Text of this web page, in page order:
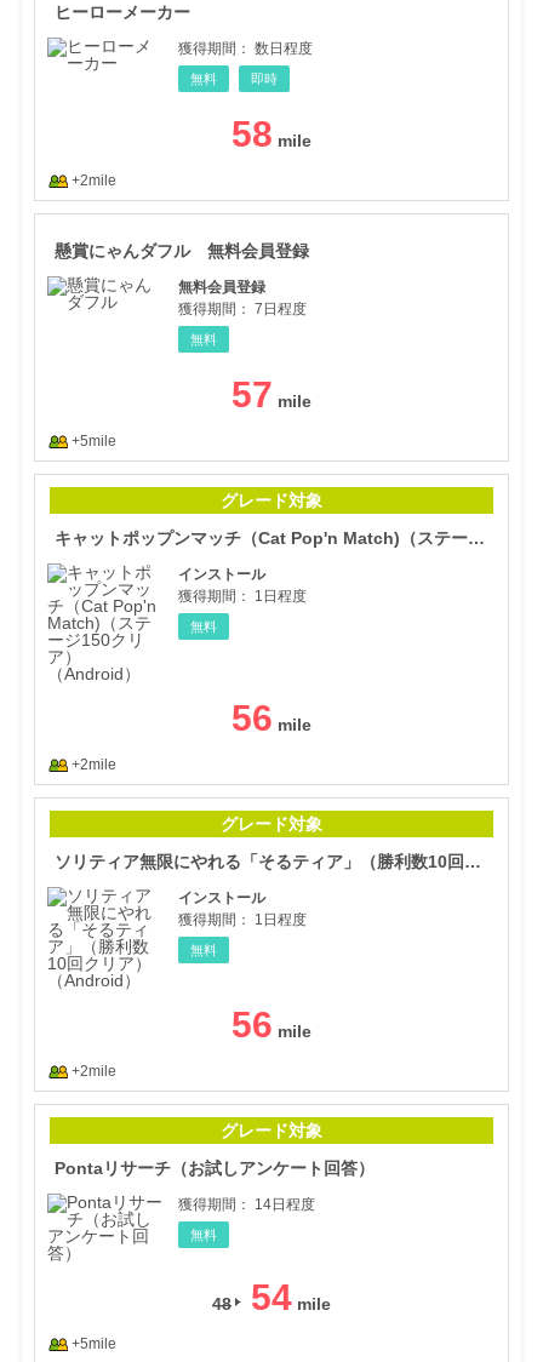
ヒーローメーカー
獲得期間： 数日程度
無料 即時
58
+2mile
懸賞にゃんダフル 無料会員登録
無料会員登録
獲得期間： 7日程度
無料
57
+5mile
グレード対象
キャットポップンマッチ（Cat Pop'n Match)（ステージ150クリア）（Android）
インストール
獲得期間：
1日程度
無料
56
+2mile
グレード対象
ソリティア無限にやれる「そるティア」（勝利数10回クリア）（Android）
インストール
獲得期間：
1日程度
無料
56
+2mile
グレード対象
Pontaリサーチ（お試しアンケート回答）
獲得期間： 14日程度
無料
48 54
+5mile